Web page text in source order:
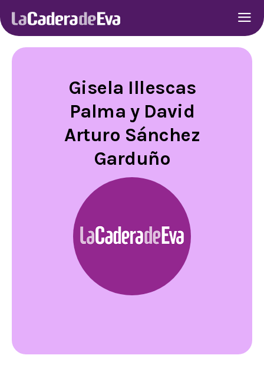
Gisela Illescas
Palma y David
Arturo Sánchez
Garduño